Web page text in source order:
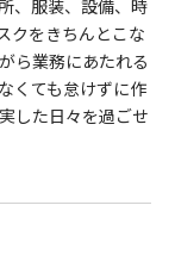
、服装、設備、時
クをきちんとこな
ら業務にあたれる
くても怠けずに作
した日々を過ごせ